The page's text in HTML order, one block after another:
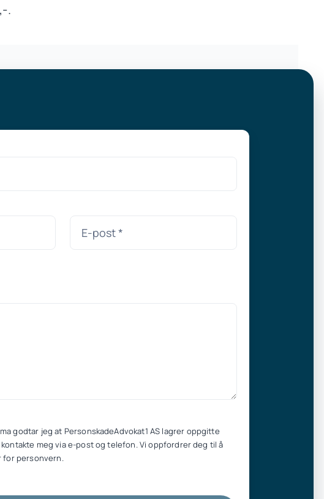
.
godtar jeg at PersonskadeAdvokat1 AS lagrer oppgitte
meg via e-post og telefon. Vi oppfordrer deg til å
for personvern.